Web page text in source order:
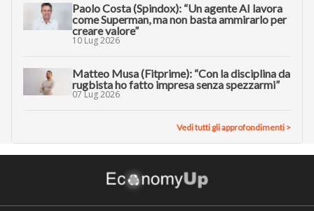
Paolo Costa (Spindox): “Un agente AI lavora
come Superman, ma non basta ammirarlo per
creare valore”
10 Lug 2026
Matteo Musa (Fitprime): “Con la disciplina da
rugbista ho fatto impresa senza spezzarmi”
07 Lug 2026
Vedi tutti gli approfondimenti >